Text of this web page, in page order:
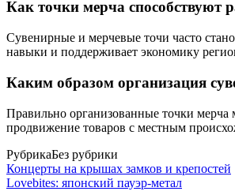
Как точки мерча способствуют
Сувенирные и мерчевые точи часто
навыки и поддерживает экономику
Каким образом организация
Правильно организованные точки мерча
продвижение товаров с местным
РубрикаБез рубрики
Концерты на крышах замков и крепостей
Lovebites: японский пауэр-метал